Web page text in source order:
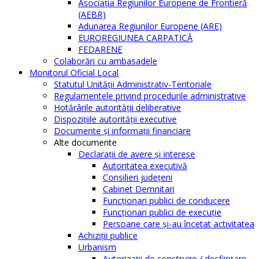
Asociația Regiunilor Europene de Frontieră
(AEBR)
Adunarea Regiunilor Europene (ARE)
EUROREGIUNEA CARPATICĂ
FEDARENE
Colaborări cu ambasadele
Monitorul Oficial Local
Statutul Unităţii Administrativ-Teritoriale
Regulamentele privind procedurile administrative
Hotărârile autorităţii deliberative
Dispoziţiile autorităţii executive
Documente şi informaţii financiare
Alte documente
Declaraţii de avere şi interese
Autoritatea executivă
Consilieri judeţeni
Cabinet Demnitari
Funcţionari publici de conducere
Funcționari publici de execuție
Persoane care şi-au încetat activitatea
Achiziţii publice
Urbanism